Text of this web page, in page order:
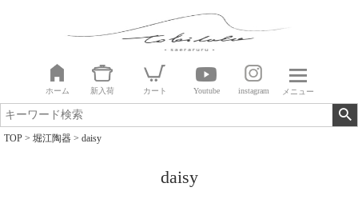
ホーム 新入荷 カート Youtube instagram メニュー
TOP 堀江陶器 daisy
daisy